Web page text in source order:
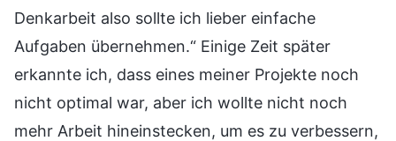
Denkarbeit also sollte ich lieber einfache
Aufgaben übernehmen.“ Einige Zeit später
erkannte ich, dass eines meiner Projekte noch
nicht optimal war, aber ich wollte nicht noch
mehr Arbeit hineinstecken, um es zu verbessern,